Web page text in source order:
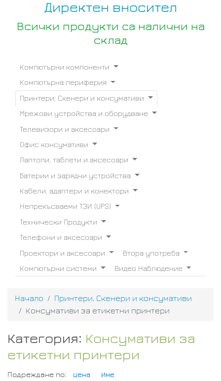
Директен вносител
Всички продукти са налични на
склад
Компютърни компоненти
Компютърна периферия
Принтери, Скенери и консумативи
Мрежови устройства и оборудване
Телевизори и аксесоари
Офис консумативи
Лаптопи, таблети и аксесоари
Батерии и зарядни устройства
Кабели, адаптери и конектори
Непрекъсваеми ТЗИ (UPS)
Технически Продукти
Телефони и аксесоари
Проектори и аксесоари
Втора употреба
Компютърни системи
Видео Наблюдение
Начало
Принтери, Скенери и консумативи
Консумативи за етикетни принтери
Категория: Консумативи за
етикетни принтери
Подреждане по: Цена Име